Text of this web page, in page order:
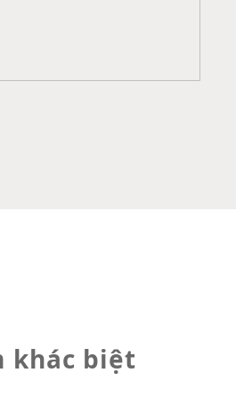
khác biệt